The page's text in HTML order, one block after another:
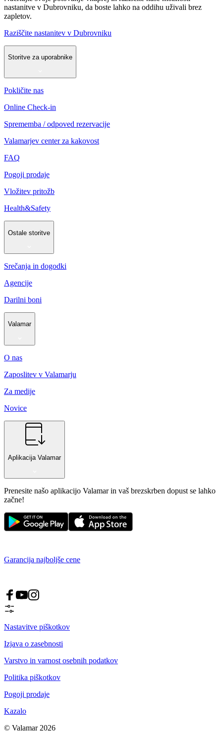
nastanitve v Dubrovniku, da boste lahko na oddihu uživali brez
zapletov.
Raziščite nastanitev v Dubrovniku
Storitve za uporabnike
Pokličite nas
Online Check-in
Sprememba / odpoved rezervacije
Valamarjev center za kakovost
FAQ
Pogoji prodaje
Vložitev pritožb
Health&Safety
Ostale storitve
Srečanja in dogodki
Agencije
Darilni boni
Valamar
O nas
Zaposlitev v Valamarju
Za medije
Novice
Aplikacija Valamar
Prenesite našo aplikacijo Valamar in vaš brezskrben dopust se lahko
začne!
Garancija najboljše cene
Nastavitve piškotkov
Izjava o zasebnosti
Varstvo in varnost osebnih podatkov
Politika piškotkov
Pogoji prodaje
Kazalo
© Valamar 2026